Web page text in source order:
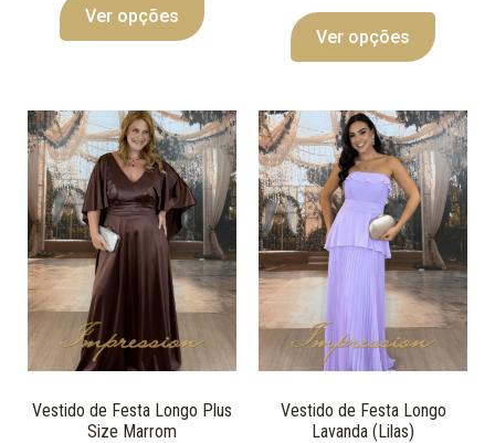
Ver opções
Ver opções
Vestido de Festa Longo Plus
Size Marrom
Vestido de Festa Longo
Lavanda (Lilas)